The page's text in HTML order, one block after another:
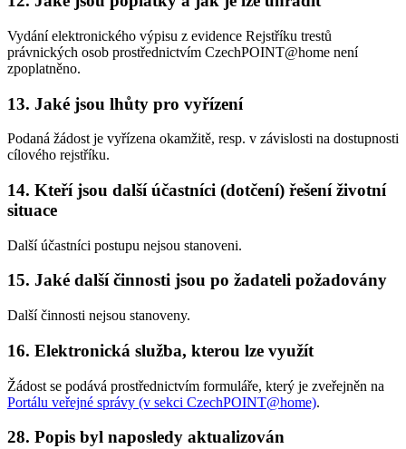
Vydání elektronického výpisu z evidence Rejstříku trestů
právnických osob prostřednictvím CzechPOINT@home není
zpoplatněno.
13. Jaké jsou lhůty pro vyřízení
Podaná žádost je vyřízena okamžitě, resp. v závislosti na dostupnosti
cílového rejstříku.
14. Kteří jsou další účastníci (dotčení) řešení životní
situace
Další účastníci postupu nejsou stanoveni.
15. Jaké další činnosti jsou po žadateli požadovány
Další činnosti nejsou stanoveny.
16. Elektronická služba, kterou lze využít
Žádost se podává prostřednictvím formuláře, který je zveřejněn na
Portálu veřejné správy (v sekci CzechPOINT@home).
28. Popis byl naposledy aktualizován